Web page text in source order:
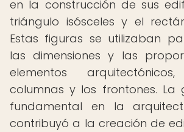
en la construcción de sus
triángulo isósceles y el
Estas figuras se utilizaban
las dimensiones y las
elementos
columnas y los frontones. La
fundamental en la
contribuyó a la creación de